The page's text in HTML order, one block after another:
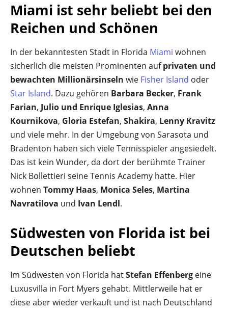
Miami ist sehr beliebt bei den
Reichen und Schönen
In der bekanntesten Stadt in Florida Miami wohnen
sicherlich die meisten Prominenten aufprivaten und
bewachten Millionärsinseln wie Fisher Island oder
Star Island. Dazu gehören Barbara Becker, Frank
Farian, Julio und Enrique Iglesias, Anna
Kournikova, Gloria Estefan, Shakira, Lenny Kravitz
und viele mehr. In der Umgebung von Sarasota und
Bradenton haben sich viele Tennisspieler angesiedelt.
Das ist kein Wunder, da dort der berühmte Trainer
Nick Bollettieri seine Tennis Academy hatte. Hier
wohnen Tommy Haas, Monica Seles, Martina
Navratilova und Ivan Lendl.
Südwesten von Florida ist bei
Deutschen beliebt
Im Südwesten von Florida hatStefan Effenberg eine
Luxusvilla in Fort Myers gehabt. Mittlerweile hat er
diese aber wieder verkauft und ist nach Deutschland